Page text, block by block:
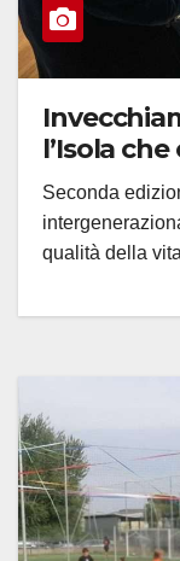
l’Isola che
Seconda
qualità della